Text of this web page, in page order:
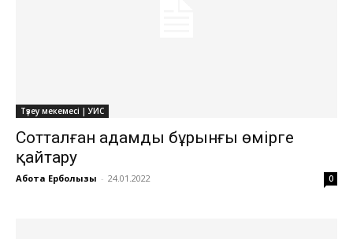
Түзеу мекемесі | УИС
Сотталған адамды бұрынғы өмірге
қайтару
Ақбота Ерболқызы - 24.01.2022 0